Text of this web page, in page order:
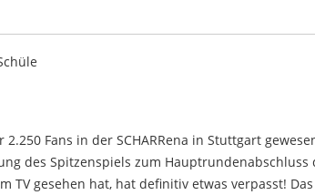
Fans in der SCHARRena in Stuttgart
des Spitzenspiels zum Hauptrundenabschluss
TV gesehen hat, hat definitiv etwas verpasst!